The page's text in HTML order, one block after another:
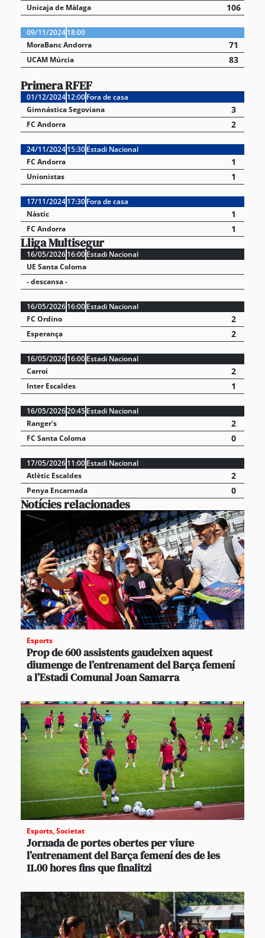
Unicaja de Màlaga 106
09/11/202418:00
MoraBanc Andorra
71
UCAM Múrcia 83
Primera RFEF
01/12/202412:00Fora de casa
Gimnástica Segoviana
3
FC Andorra 2
24/11/202415:30Estadi Nacional
FC Andorra
1
Unionistas 1
17/11/202417:30Fora de casa
Nàstic
1
FC Andorra 1
Lliga Multisegur
16/05/202616:00Estadi Nacional
UE Santa Coloma
- descansa -
16/05/202616:00Estadi Nacional
FC Ordino
2
Esperança 2
16/05/202616:00Estadi Nacional
Carroi
2
Inter Escaldes 1
16/05/202620:45Estadi Nacional
Ranger's
2
FC Santa Coloma 0
17/05/202611:00Estadi Nacional
Atlètic Escaldes
2
Penya Encarnada 0
Notícies relacionades
Esports
Prop de 600 assistents gaudeixen aquest
diumenge de l’entrenament del Barça femení
a l’Estadi Comunal Joan Samarra
Esports,Societat
Jornada de portes obertes per viure
l’entrenament del Barça femení des de les
11.00 hores fins que finalitzi